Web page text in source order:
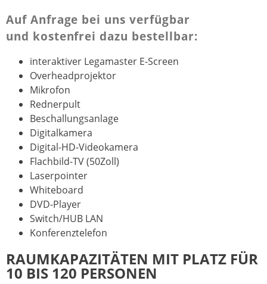
Auf Anfrage bei uns verfügbar
und kostenfrei dazu bestellbar:
interaktiver Legamaster E-Screen
Overheadprojektor
Mikrofon
Rednerpult
Beschallungsanlage
Digitalkamera
Digital-HD-Videokamera
Flachbild-TV (50Zoll)
Laserpointer
Whiteboard
DVD-Player
Switch/HUB LAN
Konferenztelefon
RAUMKAPAZITÄTEN MIT PLATZ FÜR
10 BIS 120 PERSONEN